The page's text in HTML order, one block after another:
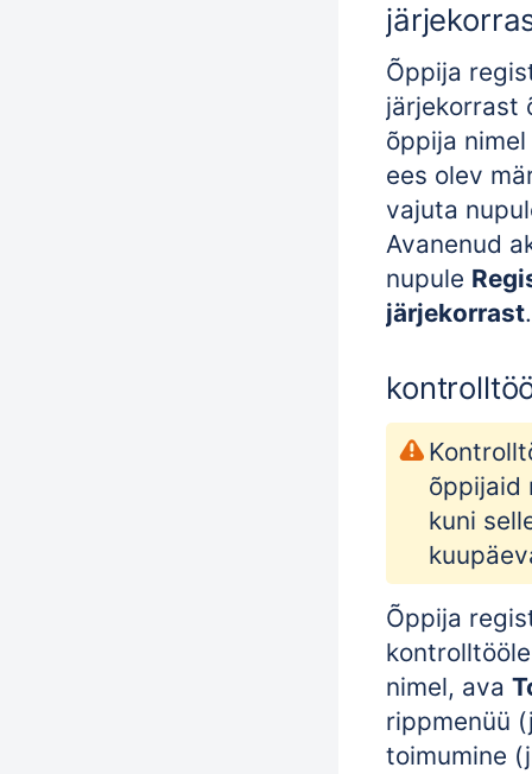
Õppija
järjekorrast
õppija
ees olev
vajuta
Avanenud
nupule
järjekorrast.
õppijaid
kuni
Õppija
nimel, ava
rippmenüü
toimumine